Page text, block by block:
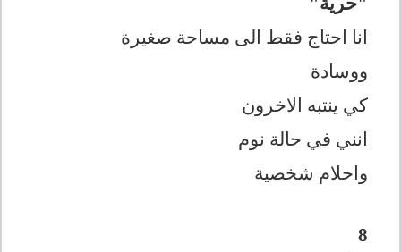
انا احتاج فقط الى مساحة صغيرة
ووسادة
كي ينتبه الاخرون
انني في حالة نوم
واحلام شخصية
8